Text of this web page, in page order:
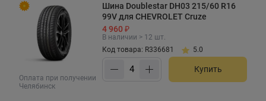
Оплата при получении
Челябинск
Шина Doublestar DH03 215/60 R16
99V для CHEVROLET Cruze
4 960 ₽
В наличии > 12 шт.
Код товара: R336681
5.0
Купить